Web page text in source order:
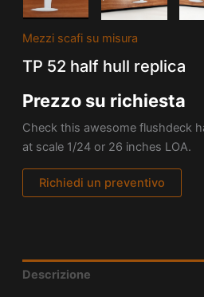
Mezzi scafi su misura
TP 52 half hull replica
Prezzo su richiesta
Check this awesome flushdeck
at scale 1/24 or 26 inches LOA.
Richiedi un preventivo
Descrizione